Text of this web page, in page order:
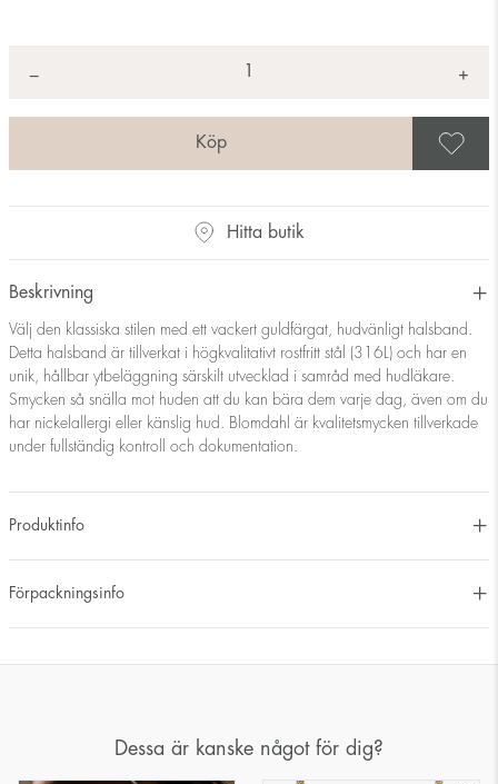
− +
Hitta butik
Beskrivning
Välj den klassiska stilen med ett vackert guldfärgat, hudvänligt halsband.
Detta halsband är tillverkat i högkvalitativt rostfritt stål (316L) och har en
unik, hållbar ytbeläggning särskilt utvecklad i samråd med hudläkare.
Smycken så snälla mot huden att du kan bära dem varje dag, även om du
har nickelallergi eller känslig hud. Blomdahl är kvalitetsmycken tillverkade
under fullständig kontroll och dokumentation.
Produktinfo
Förpackningsinfo
Dessa är kanske något för dig?